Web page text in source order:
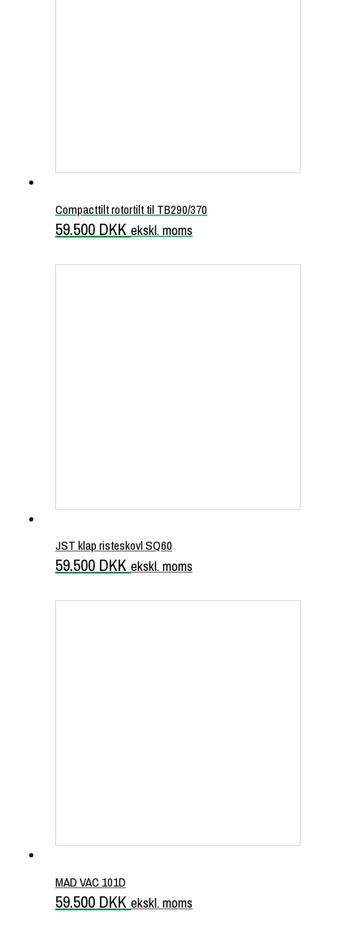
Compacttilt rotortilt til TB290/370
59.500 DKK ekskl. moms
JST klap risteskovl SQ60
59.500 DKK ekskl. moms
MAD VAC 101D
59.500 DKK ekskl. moms